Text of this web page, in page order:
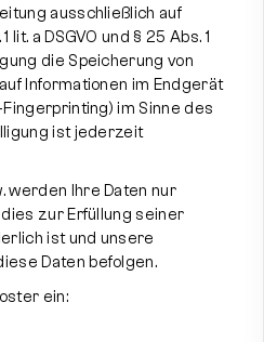
ausschließlich auf
a DSGVO und § 25 Abs. 1
die Speicherung von
Informationen im Endgerät
im Sinne des
ist jederzeit
werden Ihre Daten nur
zur Erfüllung seiner
ist und unsere
Daten befolgen.
ein: